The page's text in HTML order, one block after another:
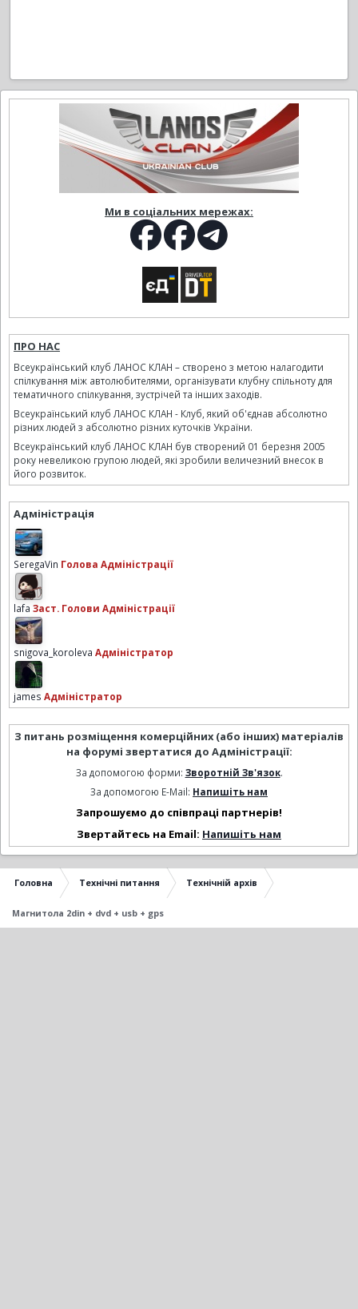
Ми в соціальних мережах:
ПРО НАС
Всеукраїнський клуб ЛАНОС КЛАН – створено з метою налагодити
спілкування між автолюбителями, організувати клубну спільноту для
тематичного спілкування, зустрічей та інших заходів.
Всеукраїнський клуб ЛАНОС КЛАН - Клуб, який об'єднав абсолютно
різних людей з абсолютно різних куточків України.
Всеукраїнський клуб ЛАНОС КЛАН був створений 01 березня 2005
року невеликою групою людей, які зробили величезний внесок в
його розвиток.
Адміністрація
SeregaVin Голова Адміністрації
lafa Заст. Голови Адміністрації
snigova_koroleva Адміністратор
james Адміністратор
З питань розміщення комерційних (або інших) матеріалів
на форумі звертатися до Адміністрації:
За допомогою форми: Зворотній Зв'язок.
За допомогою E-Mail: Напишіть нам
Запрошуємо до співпраці партнерів!
Звертайтесь на Email: Напишіть нам
Головна Технічні питання Технічній архів
Магнитола 2din + dvd + usb + gps